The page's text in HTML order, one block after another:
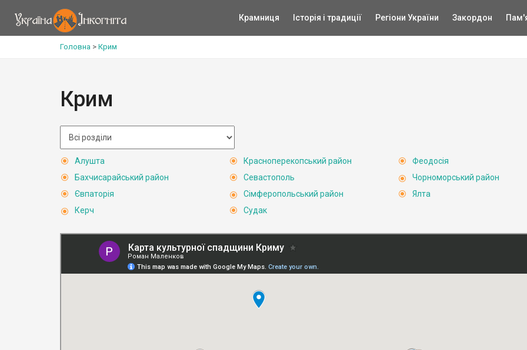
Крамниця Історія і традиції Регіони України Закордон
Головна > Крим
Крим
Алушта
Бахчисарайський район
Євпаторія
Керч
Красноперекопський район
Севастополь
Сімферопольський район
Судак
Феодосія
Чорноморський район
Ялта